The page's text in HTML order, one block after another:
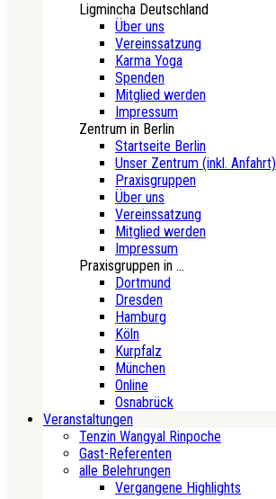
Ligmincha Deutschland
Über uns
Vereinssatzung
Karma Yoga
Spenden
Mitglied werden
Impressum
Zentrum in Berlin
Startseite Berlin
Unser Zentrum (inkl. Anfahrt)
Praxisgruppen
Über uns
Vereinssatzung
Mitglied werden
Impressum
Praxisgruppen in ...
Dortmund
Dresden
Hamburg
Köln
Kurpfalz
München
Online
Osnabrück
Veranstaltungen
Tenzin Wangyal Rinpoche
Gast-Referenten
alle Belehrungen
Vergangene Highlights